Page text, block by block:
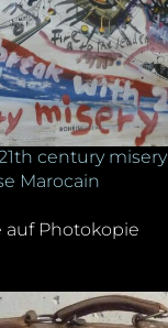
century misery
Marocain
auf Photokopie